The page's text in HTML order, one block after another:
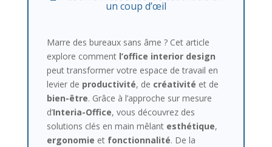
un coup d’œil
Marre des bureaux sans âme ? Cet article
explore comment l’office interior design
peut transformer votre espace de travail en
levier de productivité, de créativité et de
bien-être. Grâce à l’approche sur mesure
d’Interia-Office, vous découvrez des
solutions clés en main mêlant esthétique,
ergonomie et fonctionnalité. De la